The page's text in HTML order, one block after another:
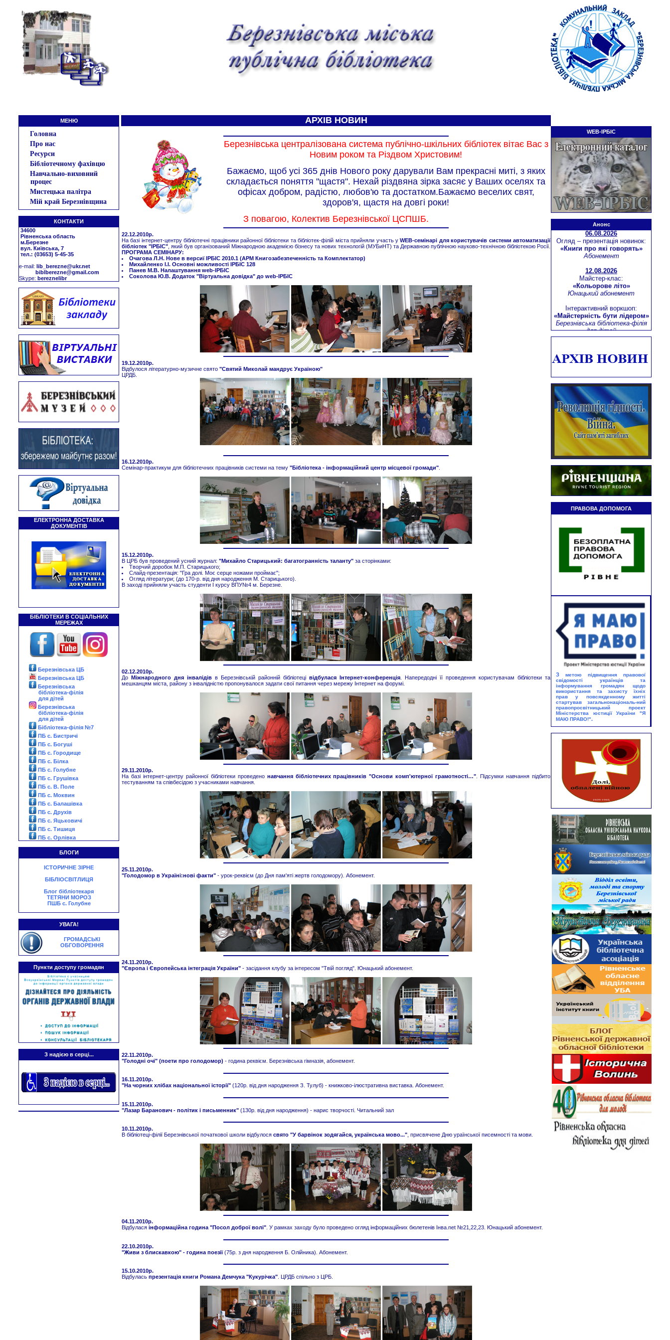
МЕНЮ
Головна
Про нас
Ресурси
Бібліотечному фахівцю
Навчально-виховний
процес
Мистецька палітра
Мій край Березнівщина
КОНТАКТИ
34600
Рівненська область
м.Березне
вул. Київська, 7
тел.: (03653) 5-45-35
е-mail: lib_berezne@ukr.net
biblberezne@gmail.com
Skype: bereznelibr
ЕЛЕКТРОННА ДОСТАВКА
ДОКУМЕНТІВ
БІБЛІОТЕКИ В СОЦІАЛЬНИХ
МЕРЕЖАХ
Березнівська ЦБ
Березнівська ЦБ
Березнівська
бібліотека-філія
для дітей
Березнівська
бібліотека-філія
для дітей
Бібліотека-філія №7
ПБ с. Бистричі
ПБ с. Богуші
ПБ с. Городище
ПБ с. Білка
ПБ с. Голубне
ПБ с. Грушівка
ПБ с. В. Поле
ПБ с. Моквин
ПБ с. Балашівка
ПБ с. Друхів
ПБ с. Яцьковичі
ПБ с. Тишиця
ПБ с. Орлівка
БЛОГИ
ІСТОРИЧНЕ ЗІРНЕ
БІБЛІОСВІТЛИЦЯ
Блог бібліотекаря
ТЕТЯНИ МОРОЗ
ПШБ с. Голубне
УВАГА!
ГРОМАДСЬКІ
ОБГОВОРЕННЯ
Пункти доступу громадян
З надією в серці...
АРХІВ НОВИН
Березнівська централізована система публічно-шкільних бібліотек вітає Вас з
Новим роком та Різдвом Христовим!
Бажаємо, щоб усі 365 днів Нового року дарували Вам прекрасні миті, з яких
складається поняття "щастя". Нехай різдвяна зірка засяє у Ваших оселях та
офісах добром, радістю, любов'ю та достатком.Бажаємо веселих свят,
здоров'я, щастя на довгі роки!
З повагою, Колектив Березнівської ЦСПШБ.
22.12.2010р.
На базі інтернет-центру бібліотечні працівники районної бібліотеки та бібліотек-філій міста прийняли участь уWEB-семінарі для користувачів системи автоматизації
бібліотек "ІРБІС" , який був організований Міжнародною академією бізнесу та нових технологій (МУБиНТ) та Державною публічною науково-технічною бібліотекою Росії.
ПРОГРАМА СЕМІНАРУ:
Очагова Л.Н. Нове в версиї ІРБІС 2010.1 (АРМ Книгозабезпеченність та Комплектатор)
Михайленко І.І. Основні можливості ІРБІС 128
Панев М.В. Налаштування web-ІРБІС
Соколова Ю.В. Додаток "Віртуальна довідка" до web-ІРБІС
19.12.2010р.
Відбулося літературно-музичне свято "Святий Миколай мандрує Україною"
ЦРДБ.
16.12.2010р.
Семінар-практикум для бібліотечних працівників системи на тему "Бібліотека - інформаційний центр місцевої громади"
15.12.2010р.
В ЦРБ був проведений усний журнал: "Михайло Старицький: багатогранність таланту" за сторінками:
Творчий доробок М.П. Старицького;
Слайд-презентація: "Гра долі. Моє серце ножами проймає";
Огляд літератури; (до 170-р. від дня народження М. Старицького).
В заході прийняли участь студенти І курсу ВПУ№4 м. Березне.
02.12.2010р.
До Міжнародного дня інвалідів в Березнівській районній бібліотеці відбулася Інтернет-конференція . Напередодні її проведення користувачам бібліотеки та
мешканцям міста, району з інвалідністю пропонувалося задати свої питання через мережу Інтернет на форумі.
29.11.2010р.
На базі інтернет-центру районної бібліотеки проведено навчання бібліотечних працівників "Основи комп'ютерної грамотності…" . Підсумки навчання підбито
тестуванням та співбесідою з учасниками навчання.
25.11.2010р.
"Голодомор в Україні:нові факти" - урок-реквієм (до Дня пам'яті жертв голодомору). Абонемент.
24.11.2010р.
"Європа і Європейська інтеграція України" - засідання клубу за інтересом "Твій погляд". Юнацький абонемент.
22.11.2010р.
"Голодні очі" (поети про голодомор) - година реквієм. Березнівська гімназія, абонемент.
16.11.2010р.
"На чорних хлібах національної історії" (120р. від дня народження З. Тулуб) - книжково-ілюстративна виставка. Абонемент.
15.11.2010р.
"Лазар Баранович - політик і письменник" (130р. від дня народження) - нарис творчості. Читальний зал
10.11.2010р.
В бібліотеці-філії Березнівської початкової школи відбулося свято "У барвінок зодягайся, українська мово..." , присвячене Дню ураїнської писемності та мови.
04.11.2010р.
Відбулася інформаційна година "Посол доброї волі" . У рамках заходу було проведено огляд інформаційних бюлетенів Інва.net №21,22,23. Юнацький абонемент.
22.10.2010р.
"Живи з блискавкою" - година поезії(75р. з дня народження Б. Олійника). Абонемент.
15.10.2010р.
Відбулась презентація книги Романа Демчука "Кукурічка" . ЦРДБ спільно з ЦРБ.
WEB-ІРБІС
Анонс
Огляд – презентація новинок:
«Книги про які говорять»
Абонемент
12.08.2026
Майстер-клас:
«Кольорове літо»
Юнацький абонемент
Інтерактивний воркшоп:
«Майстерність бути лідером»
Березнівська бібліотека-філія
для дітей
Віртуальна мандрівка:
«Молодіжна столиця Європи -
13.08.2026
роману – Вальтер Скотт»
Юнацький абонемент
16.08.2026
Літературна сторінка:
«Калинова Україна Зої Дідич»
Юнацький абонемент
Літературні читання:
«Я вам сказати мушу»
23.08.2026
Творче дозвілля:
«Жовто-синій колір свободи»
Патріотична подорож:
24.08.2026
Святково-розважальний
майданчик:
«Ми діти твої, Україно!»
Березнівська бібліотека-філія
Літературний вернісаж:
«Незалежна і єдина будь
навіки, Україно!»
Юнацький абонемент
Коло єдності:
«Моє майбутнє в незалежній
Україні»
Абонемент
25.08.2026
Виставка – екскурс:
«Грані великого таланту»
Юнацький абонемент
ПРАВОВА ДОПОМОГА
З метою підвищення правової
свідомості українців та
інформування громадян щодо
використання та захисту їхніх
прав у повсякденному житті
стартував загальнонаціональ-ний
правопросвітницький проект
Міністерства юстиції України "Я
МАЮ ПРАВО!".